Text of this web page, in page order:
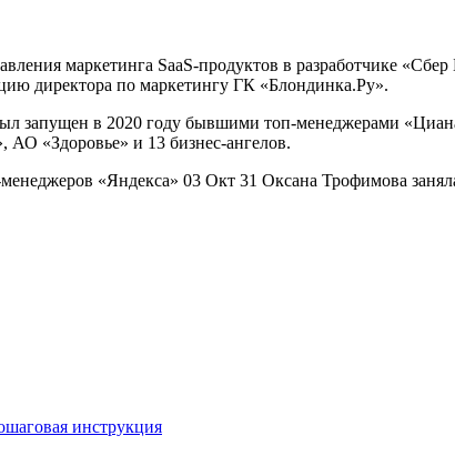
маркетинга SaaS-продуктов в разработчике
директора по маркетингу ГК «Блондинка.Ру».
запущен в 2020 году бывшими топ-менеджерами
«Здоровье» и 13 бизнес-ангелов.
«Яндекса» 03 Окт 31 Оксана Трофимова
инструкция